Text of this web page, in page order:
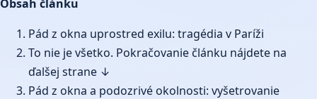
Obsah článku
Pád z okna uprostred exilu: tragédia v Paríži
To nie je všetko. Pokračovanie článku nájdete na
ďalšej strane ↓
Pád z okna a podozrivé okolnosti: vyšetrovanie